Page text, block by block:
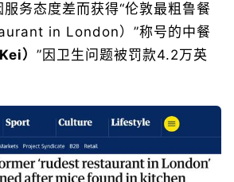
务态度差而获得“伦敦最粗鲁餐
in London）”称号的中餐
） ”因卫生问题被罚款4.2万英